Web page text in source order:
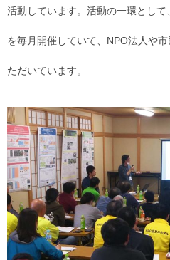
活動しています。活動の一環とし
を毎月開催していて、NPO法人や
ただいています。